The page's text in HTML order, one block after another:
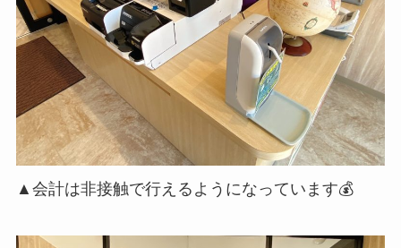
▲会計は非接触で行えるようになっています💰